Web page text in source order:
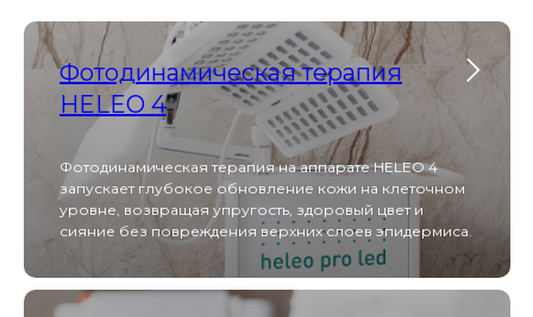
Фотодинамическая терапия
HELEO 4
Фотодинамическая терапия на аппарате HELEO 4
запускает глубокое обновление кожи на клеточном
уровне, возвращая упругость, здоровый цвет и
сияние без повреждения верхних слоев эпидермиса.
Уходы по типу
кожи Hydropeptide
Услуга Scarlet RF сочетает в себе точное
фракционное воздействие и радиочастотный
нагрев глубоких слоев дермы для коррекции
возрастных изменений, устранения рубцов и
сужения пор